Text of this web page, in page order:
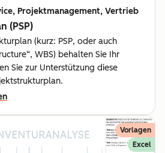
Projektmanagement, Vertrieb
(PSP)
(kurz: PSP, oder auch
WBS) behalten Sie Ihr
Sie zur Unterstützung diese
Vorlagen
Excel